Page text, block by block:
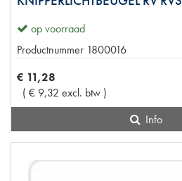
op voorraad
Productnummer 1800016
€ 11,28
( € 9,32 excl. btw )
Info